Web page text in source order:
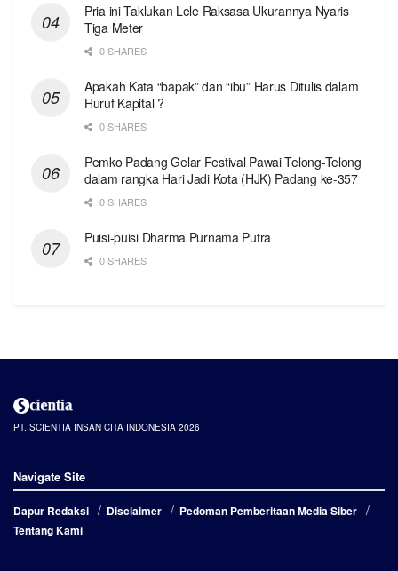
Pria ini Taklukan Lele Raksasa Ukurannya Nyaris
Tiga Meter
0 SHARES
Apakah Kata “bapak” dan “ibu” Harus Ditulis dalam
Huruf Kapital ?
0 SHARES
Pemko Padang Gelar Festival Pawai Telong-Telong
dalam rangka Hari Jadi Kota (HJK) Padang ke-357
0 SHARES
Puisi-puisi Dharma Purnama Putra
0 SHARES
PT. SCIENTIA INSAN CITA INDONESIA 2026
Navigate Site
Dapur Redaksi Disclaimer
Pedoman Pemberitaan Media Siber
Tentang Kami